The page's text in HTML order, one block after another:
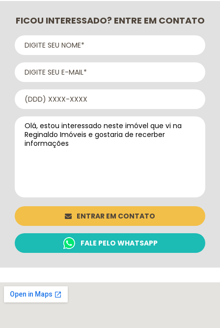
FICOU INTERESSADO? ENTRE EM CONTATO
ENTRAR EM CONTATO
FALE PELO WHATSAPP